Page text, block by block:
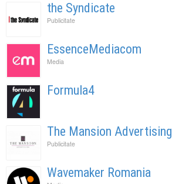
the Syndicate
Publicitate
EssenceMediacom
Media
Formula4
The Mansion Advertising
Publicitate
Wavemaker Romania